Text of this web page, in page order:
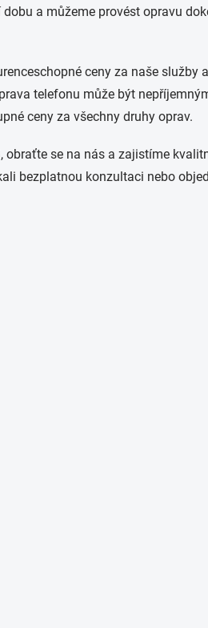
a můžeme provést opravu
ceny za naše služby
telefonu může být
ceny za všechny druhy oprav.
obraťte se na nás a zajistíme
bezplatnou konzultaci nebo